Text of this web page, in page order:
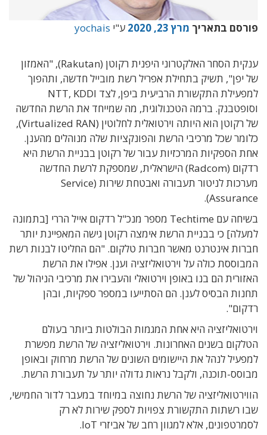
פורסם בתאריך מרץ 23, 2020 ע"י yochais
ענקית הסחר האלקטרוני היפנית רקוטן (Rakutan), "האמזון
של יפן", תשיק בתחילת אפריל רשת מובייל חדשה, ותהפוך
למפעילת התקשורת הרביעית ביפן, לצד NTT, KDDI
וסופטבנק. ברמה הטכנולוגית, מה שמייחד את הרשת החדשה
של רקוטן הוא היותה וירטואלית לחלוטין (Virtualized RAN),
כלומר שכל מרכיבי הרשת והפונקציות שלה מנוהלים מהענן.
אחת הספקיות המרכזיות עבור של רקוטן בבניית הרשת היא
רדקום (Radcom) הישראלית, שמספקת לרשת החדשה
מערכות לניטור תעבורה ואבטחת שירות (Service
Assurance).
בשיחה עם Techtime מספר מנכ"ל רדקום אייל הררי [בתמונה
למעלה] כי בבניית הרשת אימצה רקוטן גישה המאפיינת יותר
חברות אינטרנט מאשר חברות טלקום. "הם החליטו לבנות רשת
המבוססת כולה על וירטואליזציה וענן. אפילו את הרשת
האזורית הם בנו באופן וירטואלי והעבירו את מרכיבי הניהול של
תחנות הבסיס לענן. הם הסתייעו במספר ספקיות, ובהן
רדקום".
וירטואליזציה היא אחת המגמות הבולטות ביותר בעולם
הטלקום בשנים האחרונות. וירטואליזציה של הרשת מפשרת
למפעיל לנהל את היישומים השונים של הרשת מרחוק ובאופן
מבוסס-תוכנה, ולקבל נראות גדולה יותר על תעבורת הרשת.
הווירטואליזציה של הרשת נחוצה במיוחד במעבר לדור החמישי,
שבו רשתות התקשורת צפויות לספק שירות לא רק
לסמרטפונים, אלא למגוון רחב של אביזרי IoT.